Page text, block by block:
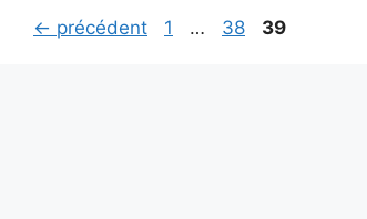
← précédent Page
1 … Page
38 Page
39